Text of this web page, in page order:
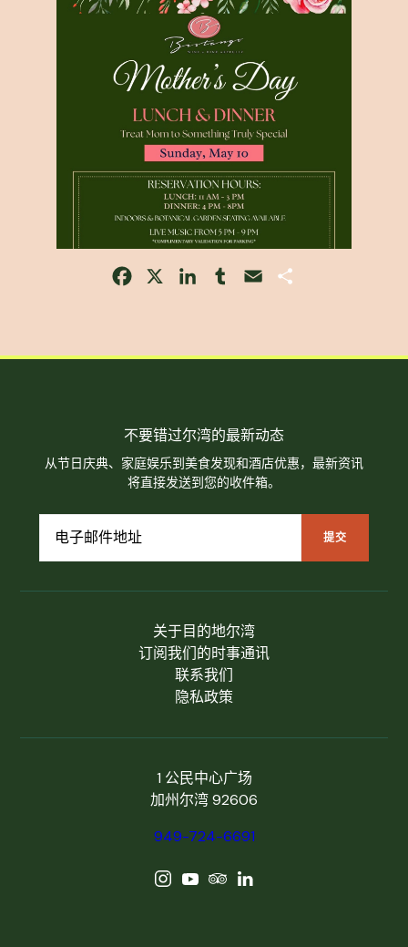
Facebook LinkedInTumblrEmail
关于目的地尔湾
订阅我们的时事通讯
联系我们
隐私政策
1 公民中心广场
加州尔湾 92606
949-724-6691
不要错过尔湾的最新动态
从节日庆典、家庭娱乐到美食发现和酒店优惠，最新资讯
将直接发送到您的收件箱。